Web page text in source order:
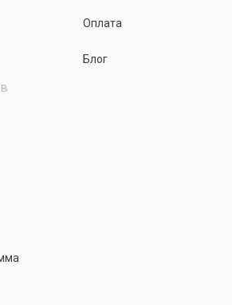
Оплата
Блог